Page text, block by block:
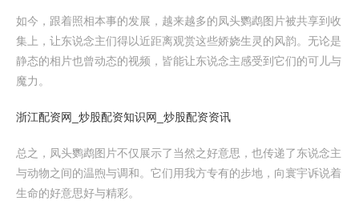
如今，跟着照相本事的发展，越来越多的凤头鹦鹉图片被共享到收
集上，让东说念主们得以近距离观赏这些娇娆生灵的风韵。无论是
静态的相片也曾动态的视频，皆能让东说念主感受到它们的可儿与
魔力。
浙江配资网_炒股配资知识网_炒股配资资讯
总之，凤头鹦鹉图片不仅展示了当然之好意思，也传递了东说念主
与动物之间的温煦与调和。它们用我方专有的步地，向寰宇诉说着
生命的好意思好与精彩。